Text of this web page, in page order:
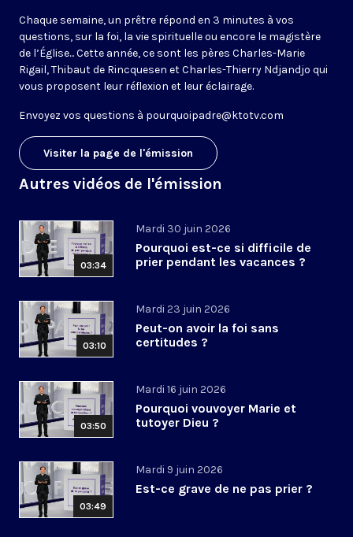
Chaque semaine, un prêtre répond en 3 minutes à vos
questions, sur la foi, la vie spirituelle ou encore le magistère
de l’Église... Cette année, ce sont les pères Charles-Marie
Rigail, Thibaut de Rincquesen et Charles-Thierry Ndjandjo qui
vous proposent leur réflexion et leur éclairage.
Envoyez vos questions à pourquoipadre@ktotv.com
Visiter la page de l'émission
Autres vidéos de l'émission
03:34
Mardi 30 juin 2026
Pourquoi est-ce si difficile de
prier pendant les vacances ?
03:10
Mardi 23 juin 2026
Peut-on avoir la foi sans
certitudes ?
03:50
Mardi 16 juin 2026
Pourquoi vouvoyer Marie et
tutoyer Dieu ?
03:49
Mardi 9 juin 2026
Est-ce grave de ne pas prier ?